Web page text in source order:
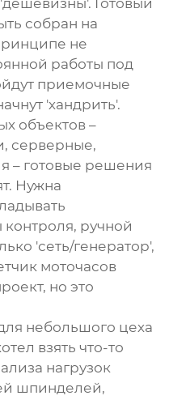
Готовый
собран на
не
работы под
приемочные
'хандрить'.
объектов –
серверные,
– готовые решения
Нужна
ручной
'сеть/генератор',
моточасов
но это
небольшого цеха
взять что-то
нагрузок
шпинделей,